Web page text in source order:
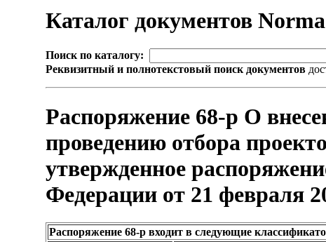
Каталог документов
Поиск по каталогу:
Реквизитный и полнотекстовый поиск документов
Распоряжение 68-р О
проведению отбора
утвержденное
Федерации от 21 февраля
Распоряжение 68-р входит в следующие